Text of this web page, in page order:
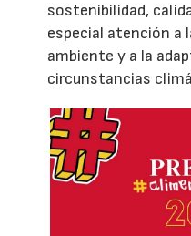
sostenibilidad,
especial atención a
ambiente y a la
circunstancias